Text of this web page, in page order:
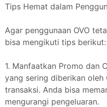
Tips Hemat dalam
Agar penggunaan OVO
bisa mengikuti tips berikut:
1. Manfaatkan Promo dan
yang sering diberikan oleh
transaksi. Anda bisa
mengurangi pengeluaran.